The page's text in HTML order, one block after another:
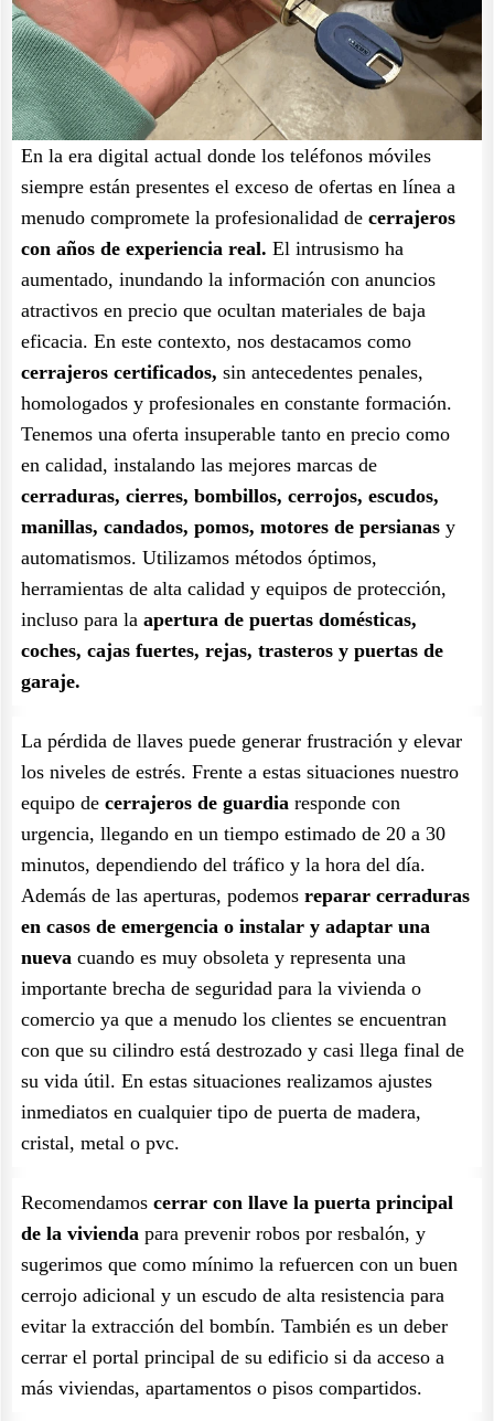
En la era digital actual donde los teléfonos móviles
siempre están presentes el exceso de ofertas en línea a
menudo compromete la profesionalidad de cerrajeros
con años de experiencia real. El intrusismo ha
aumentado, inundando la información con anuncios
atractivos en precio que ocultan materiales de baja
eficacia. En este contexto, nos destacamos como
cerrajeros certificados, sin antecedentes penales,
homologados y profesionales en constante formación.
Tenemos una oferta insuperable tanto en precio como
en calidad, instalando las mejores marcas de
cerraduras, cierres, bombillos, cerrojos, escudos,
manillas, candados, pomos, motores de persianas y
automatismos. Utilizamos métodos óptimos,
herramientas de alta calidad y equipos de protección,
incluso para la apertura de puertas domésticas,
coches, cajas fuertes, rejas, trasteros y puertas de
garaje.
La pérdida de llaves puede generar frustración y elevar
los niveles de estrés. Frente a estas situaciones nuestro
equipo de cerrajeros de guardia responde con
urgencia, llegando en un tiempo estimado de 20 a 30
minutos, dependiendo del tráfico y la hora del día.
Además de las aperturas, podemos reparar cerraduras
en casos de emergencia o instalar y adaptar una
nueva cuando es muy obsoleta y representa una
importante brecha de seguridad para la vivienda o
comercio ya que a menudo los clientes se encuentran
con que su cilindro está destrozado y casi llega final de
su vida útil. En estas situaciones realizamos ajustes
inmediatos en cualquier tipo de puerta de madera,
cristal, metal o pvc.
Recomendamos cerrar con llave la puerta principal
de la vivienda para prevenir robos por resbalón, y
sugerimos que como mínimo la refuercen con un buen
cerrojo adicional y un escudo de alta resistencia para
evitar la extracción del bombín. También es un deber
cerrar el portal principal de su edificio si da acceso a
más viviendas, apartamentos o pisos compartidos.